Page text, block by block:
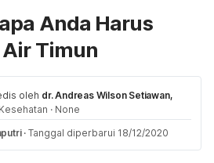
Anda Harus
Timun
oleh dr. Andreas Wilson Setiawan,
· None
· Tanggal diperbarui 18/12/2020